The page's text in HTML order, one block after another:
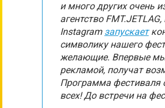
и много других очень
агентство
Instagram запускает
символику нашего
желающие. Впервые мы
рекламой, получат
Программа фестиваля
всех! До встречи на